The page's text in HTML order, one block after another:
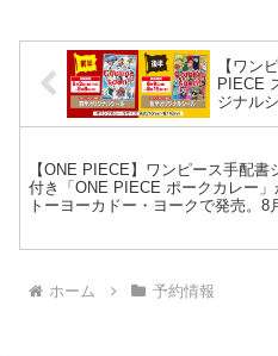
【ワン
PIECE
ジナル
【ONE PIECE】ワンピース手配書
付き「ONE PIECE ポークカレー」
トーヨーカドー・ヨークで発売。8
ホーム 予約情報